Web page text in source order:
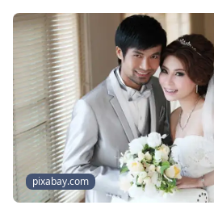
pixabay.com